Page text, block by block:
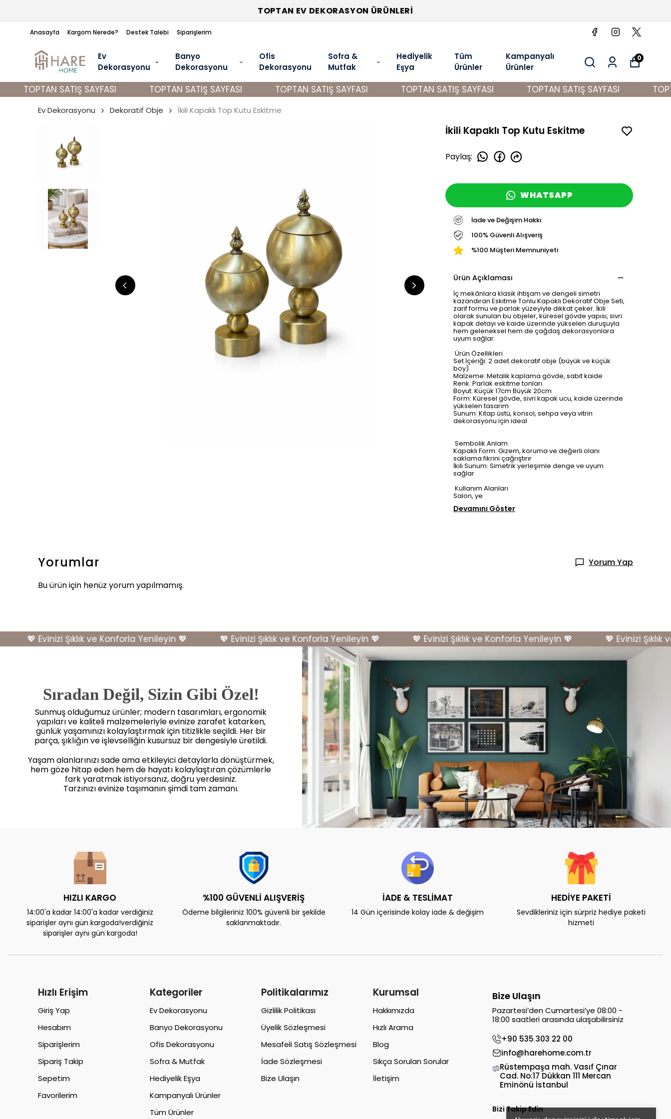
Anasayfa Kargom Nerede? Destek Talebi Siparişlerim
TOPTAN EV DEKORASYON ÜRÜNLERİ
Ev
Dekorasyonu
Banyo
Dekorasyonu
Ofis
Dekorasyonu
Sofra &
Mutfak
Hediyelik
Eşya
Tüm
Ürünler
Kampanyalı
Ürünler
0
TOPTAN SATIŞ SAYFASI TOPTAN SATIŞ SAYFASI TOPTAN SATIŞ SAYFASI TOPTAN SATIŞ SAYFASI TOPTAN SATIŞ SAYFASI
Ev Dekorasyonu Dekoratif Obje İkili Kapaklı Top Kutu Eskitme
İkili Kapaklı Top Kutu Eskitme
Paylaş:
WHATSAPP
İade ve Değişim Hakkı
100% Güvenli Alışveriş
%100 Müşteri Memnuniyeti
Ürün Açıklaması
İç mekânlara klasik ihtişam ve dengeli simetri
kazandıran Eskitme Tonlu Kapaklı Dekoratif Obje Seti,
zarif formu ve parlak yüzeyiyle dikkat çeker. İkili
olarak sunulan bu objeler, küresel gövde yapısı, sivri
kapak detayı ve kaide üzerinde yükselen duruşuyla
hem geleneksel hem de çağdaş dekorasyonlara
uyum sağlar.
Ürün Özellikleri
Set İçeriği: 2 adet dekoratif obje (büyük ve küçük
boy)
Malzeme: Metalik kaplama gövde, sabit kaide
Renk: Parlak eskitme tonları
Boyut: Küçük 17cm Büyük 20cm
Form: Küresel gövde, sivri kapak ucu, kaide üzerinde
yükselen tasarım
Sunum: Kitap üstü, konsol, sehpa veya vitrin
dekorasyonu için ideal
Sembolik Anlam
Kapaklı Form: Gizem, koruma ve değerli olanı
saklama fikrini çağrıştırır
İkili Sunum: Simetrik yerleşimle denge ve uyum
sağlar
Kullanım Alanları
Salon, ye
Devamını Göster
Yorumlar
Yorum Yap
Bu ürün için henüz yorum yapılmamış.
💖 Evinizi Şıklık ve Konforla Yenileyin 💖 💖 Evinizi Şıklık ve Konforla Yenileyin 💖 💖 Evinizi Şıklık ve Konforla Yenileyin 💖 💖 Evinizi Şıklık
Sıradan Değil, Sizin Gibi Özel!
Sunmuş olduğumuz ürünler; modern tasarımları, ergonomik
yapıları ve kaliteli malzemeleriyle evinize zarafet katarken,
günlük yaşamınızı kolaylaştırmak için titizlikle seçildi. Her bir
parça, şıklığın ve işlevselliğin kusursuz bir dengesiyle üretildi.
Yaşam alanlarınızı sade ama etkileyici detaylarla dönüştürmek,
hem göze hitap eden hem de hayatı kolaylaştıran çözümlerle
fark yaratmak istiyorsanız, doğru yerdesiniz.
Tarzınızı evinize taşımanın şimdi tam zamanı.
HIZLI KARGO
14:00'a kadar 14:00'a kadar verdiğiniz
siparişler aynı gün kargoda!verdiğiniz
siparişler aynı gün kargoda!
%100 GÜVENLİ ALIŞVERİŞ
Ödeme bilgileriniz 100% güvenli bir şekilde
saklanmaktadır.
İADE & TESLİMAT
14 Gün içerisinde kolay iade & değişim
HEDİYE PAKETİ
Sevdikleriniz için sürpriz hediye paketi
hizmeti
Hızlı Erişim
Giriş Yap
Hesabım
Siparişlerim
Sipariş Takip
Sepetim
Favorilerim
Kategoriler
Ev Dekorasyonu
Banyo Dekorasyonu
Ofis Dekorasyonu
Sofra & Mutfak
Hediyelik Eşya
Kampanyalı Ürünler
Tüm Ürünler
Politikalarımız
Gizlilik Politikası
Üyelik Sözleşmesi
Mesafeli Satış Sözleşmesi
İade Sözleşmesi
Bize Ulaşın
Kurumsal
Hakkımızda
Hızlı Arama
Blog
Sıkça Sorulan Sorular
İletişim
Bize Ulaşın
Pazartesi’den Cumartesi’ye 08:00 -
18:00 saatleri arasında ulaşabilirsiniz
+90 535 303 22 00
info@harehome.com.tr
Rüstempaşa mah. Vasıf Çınar
Cad. No:17 Dükkan 111 Mercan
Eminönü İstanbul
Bizi Takip Edin